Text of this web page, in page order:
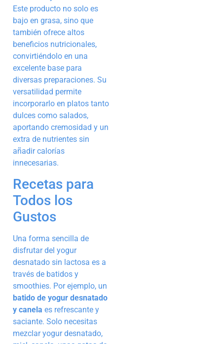
Este producto no solo es
bajo en grasa, sino que
también ofrece altos
beneficios nutricionales,
convirtiéndolo en una
excelente base para
diversas preparaciones. Su
versatilidad permite
incorporarlo en platos tanto
dulces como salados,
aportando cremosidad y un
extra de nutrientes sin
añadir calorías
innecesarias.
Recetas para
Todos los
Gustos
Una forma sencilla de
disfrutar del yogur
desnatado sin lactosa es a
través de batidos y
smoothies. Por ejemplo, un
batido de yogur desnatado
y canela es refrescante y
saciante. Solo necesitas
mezclar yogur desnatado,